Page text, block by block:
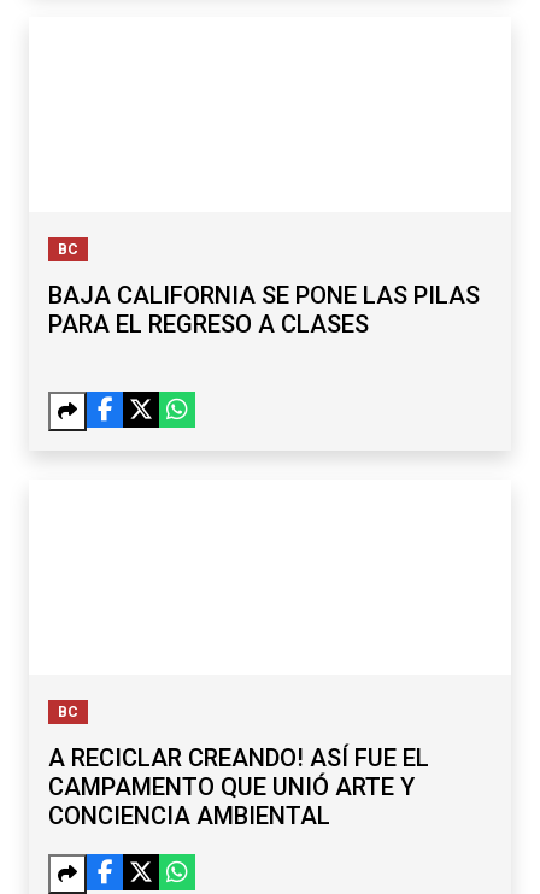
BC
BAJA CALIFORNIA SE PONE LAS PILAS
PARA EL REGRESO A CLASES
BC
A RECICLAR CREANDO! ASÍ FUE EL
CAMPAMENTO QUE UNIÓ ARTE Y
CONCIENCIA AMBIENTAL